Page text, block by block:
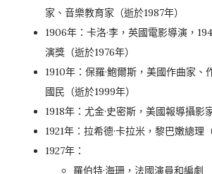
家、音樂教育家（逝於1987年）
1906年：卡洛·李，英國電影導演，
演獎（逝於1976年）
1910年：保羅·鮑爾斯，美國作曲家、
國民（逝於1999年）
1918年：尤金·史密斯，美國報導攝影
1921年：拉希德·卡拉米，黎巴嫩總理
1927年：
羅伯特·海珊，法國演員和編劇